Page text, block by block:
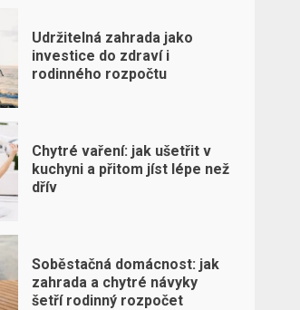
Udržitelná zahrada jako
investice do zdraví i
rodinného rozpočtu
Chytré vaření: jak ušetřit v
kuchyni a přitom jíst lépe než
dřív
Soběstačná domácnost: jak
zahrada a chytré návyky
šetří rodinný rozpočet